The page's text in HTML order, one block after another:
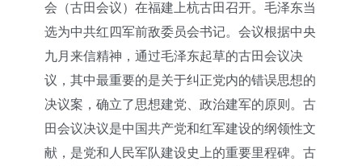
会（古田会议）在福建上杭古田召开。毛泽东当
选为中共红四军前敌委员会书记。会议根据中央
九月来信精神，通过毛泽东起草的古田会议决
议，其中最重要的是关于纠正党内的错误思想的
决议案，确立了思想建党、政治建军的原则。古
田会议决议是中国共产党和红军建设的纲领性文
献，是党和人民军队建设史上的重要里程碑。古